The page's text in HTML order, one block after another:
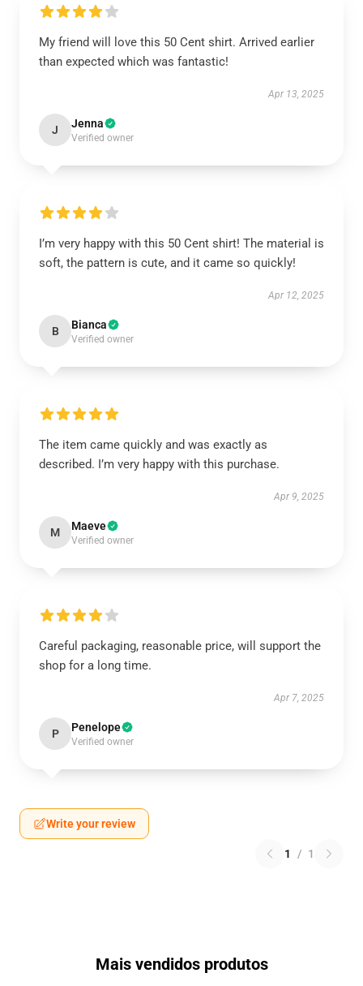
My friend will love this 50 Cent shirt. Arrived earlier
than expected which was fantastic!
Apr 13, 2025
J Jenna
Verified owner
I’m very happy with this 50 Cent shirt! The material is
soft, the pattern is cute, and it came so quickly!
Apr 12, 2025
B Bianca
Verified owner
The item came quickly and was exactly as
described. I’m very happy with this purchase.
Apr 9, 2025
M Maeve
Verified owner
Careful packaging, reasonable price, will support the
shop for a long time.
Apr 7, 2025
P Penelope
Verified owner
Write your review
1 / 1
Mais vendidos produtos